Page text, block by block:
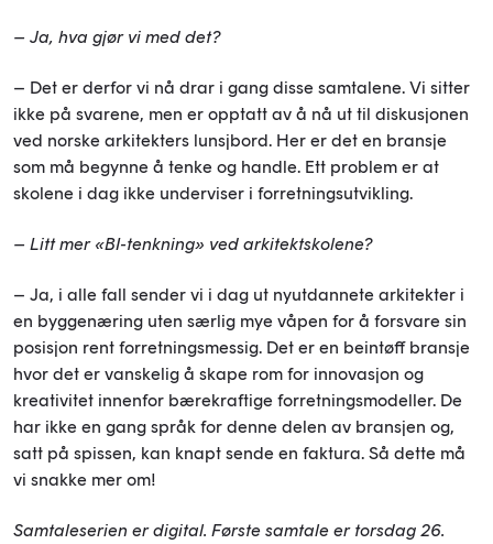
– Ja, hva gjør vi med det?
– Det er derfor vi nå drar i gang disse samtalene. Vi sitter
ikke på svarene, men er opptatt av å nå ut til diskusjonen
ved norske arkitekters lunsjbord. Her er det en bransje
som må begynne å tenke og handle. Ett problem er at
skolene i dag ikke underviser i forretningsutvikling.
– Litt mer «BI-tenkning» ved arkitektskolene?
– Ja, i alle fall sender vi i dag ut nyutdannete arkitekter i
en byggenæring uten særlig mye våpen for å forsvare sin
posisjon rent forretningsmessig. Det er en beintøff bransje
hvor det er vanskelig å skape rom for innovasjon og
kreativitet innenfor bærekraftige forretningsmodeller. De
har ikke en gang språk for denne delen av bransjen og,
satt på spissen, kan knapt sende en faktura. Så dette må
vi snakke mer om!
Samtaleserien er digital. Første samtale er torsdag 26.